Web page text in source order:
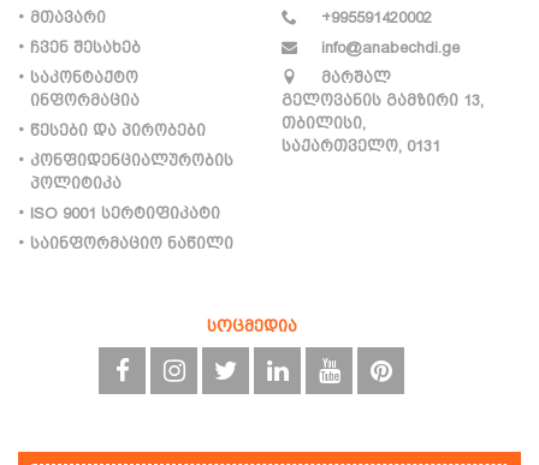
მთავარი
ჩვენ შესახებ
საკონტაქტო
ინფორმაცია
წესები და პირობები
კონფიდენციალურობის
პოლიტიკა
ISO 9001 სერტიფიკატი
საინფორმაციო ნაწილი
+995591420002
info@anabechdi.ge
მარშალ
გელოვანის გამზირი 13,
თბილისი,
საქართველო, 0131
სოცმედია